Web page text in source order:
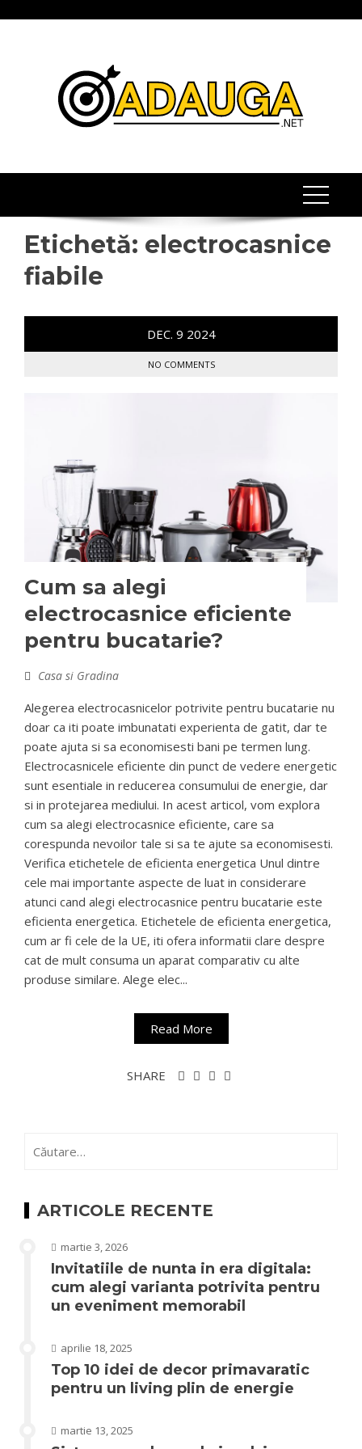
Etichetă: electrocasnice
fiabile
DEC. 9 2024
NO COMMENTS
Cum sa alegi
electrocasnice eficiente
pentru bucatarie?
Casa si Gradina
Alegerea electrocasnicelor potrivite pentru bucatarie nu
doar ca iti poate imbunatati experienta de gatit, dar te
poate ajuta si sa economisesti bani pe termen lung.
Electrocasnicele eficiente din punct de vedere energetic
sunt esentiale in reducerea consumului de energie, dar
si in protejarea mediului. In acest articol, vom explora
cum sa alegi electrocasnice eficiente, care sa
corespunda nevoilor tale si sa te ajute sa economisesti.
Verifica etichetele de eficienta energetica Unul dintre
cele mai importante aspecte de luat in considerare
atunci cand alegi electrocasnice pentru bucatarie este
eficienta energetica. Etichetele de eficienta energetica,
cum ar fi cele de la UE, iti ofera informatii clare despre
cat de mult consuma un aparat comparativ cu alte
produse similare. Alege elec...
Read More
SHARE
după:
ARTICOLE RECENTE
martie 3, 2026
Invitatiile de nunta in era digitala:
cum alegi varianta potrivita pentru
un eveniment memorabil
aprilie 18, 2025
Top 10 idei de decor primavaratic
pentru un living plin de energie
martie 13, 2025